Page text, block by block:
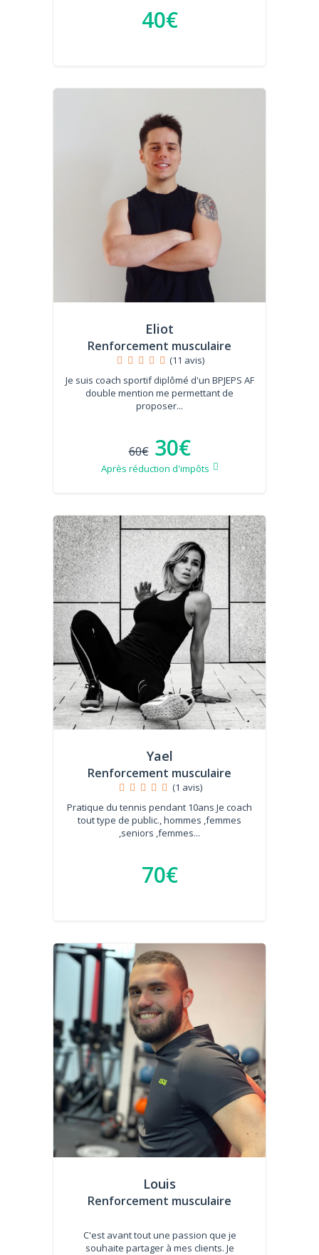
40€
Eliot
Renforcement musculaire
(11 avis)
Je suis coach sportif diplômé d'un BPJEPS AF
double mention me permettant de
proposer...
60€ 30€
Après réduction d'impôts
Yael
Renforcement musculaire
(1 avis)
Pratique du tennis pendant 10ans Je coach
tout type de public., hommes ,femmes
,seniors ,femmes...
70€
Louis
Renforcement musculaire
C'est avant tout une passion que je
souhaite partager à mes clients. Je